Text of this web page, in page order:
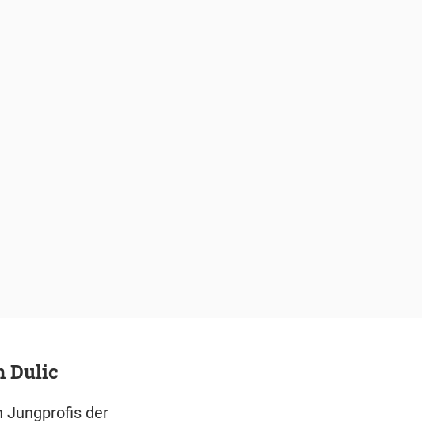
Dulic
Jungprofis der